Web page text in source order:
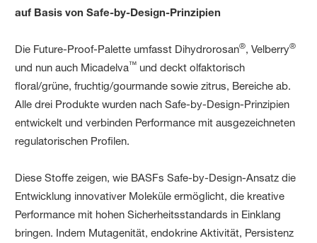
auf Basis von Safe-by-Design-Prinzipien
Die Future-Proof-Palette umfasst Dihydrorosan®, Velberry®
und nun auch Micadelva™ und deckt olfaktorisch
floral/grüne, fruchtig/gourmande sowie zitrus, Bereiche ab.
Alle drei Produkte wurden nach Safe-by-Design-Prinzipien
entwickelt und verbinden Performance mit ausgezeichneten
regulatorischen Profilen.
Diese Stoffe zeigen, wie BASFs Safe-by-Design-Ansatz die
Entwicklung innovativer Moleküle ermöglicht, die kreative
Performance mit hohen Sicherheitsstandards in Einklang
bringen. Indem Mutagenität, endokrine Aktivität, Persistenz